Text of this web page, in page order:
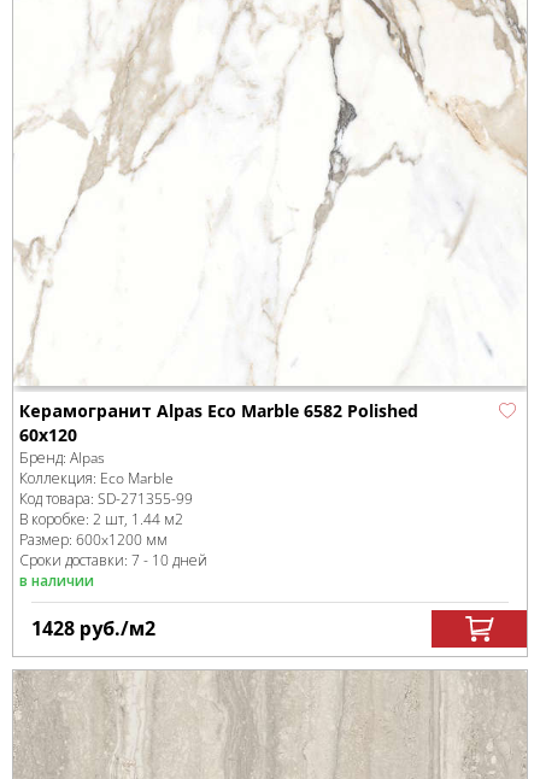
Керамогранит Alpas Eco Marble 6582 Polished
60x120
Бренд: Alpas
Коллекция: Eco Marble
Код товара: SD-271355-99
В коробке: 2 шт, 1.44 м2
Размер: 600x1200 мм
Сроки доставки: 7 - 10 дней
в наличии
1428 руб./м2